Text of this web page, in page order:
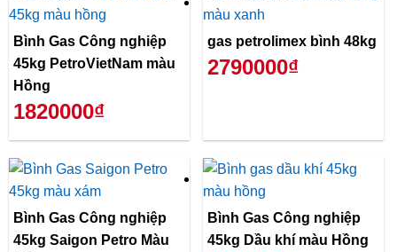
Bình Gas Công nghiệp
45kg PetroVietNam màu
Hồng
1820000₫
gas petrolimex bình 48kg
2790000₫
Bình Gas Công nghiệp
45kg Saigon Petro Màu
Bình Gas Công nghiệp
45kg Dầu khí màu Hồng